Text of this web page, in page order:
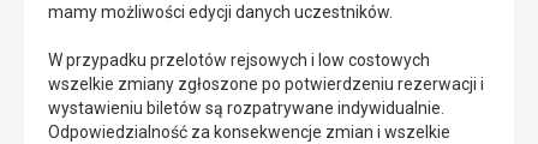
mamy możliwości edycji danych uczestników.
W przypadku przelotów rejsowych i low costowych
wszelkie zmiany zgłoszone po potwierdzeniu rezerwacji i
wystawieniu biletów są rozpatrywane indywidualnie.
Odpowiedzialność za konsekwencje zmian i wszelkie